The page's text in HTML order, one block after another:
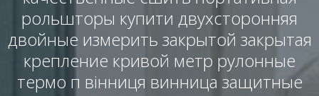
рольшторы купити двухсторонняя
двойные измерить закрытой закрытая
крепление кривой метр рулонные
термо п вінниця винница защитные